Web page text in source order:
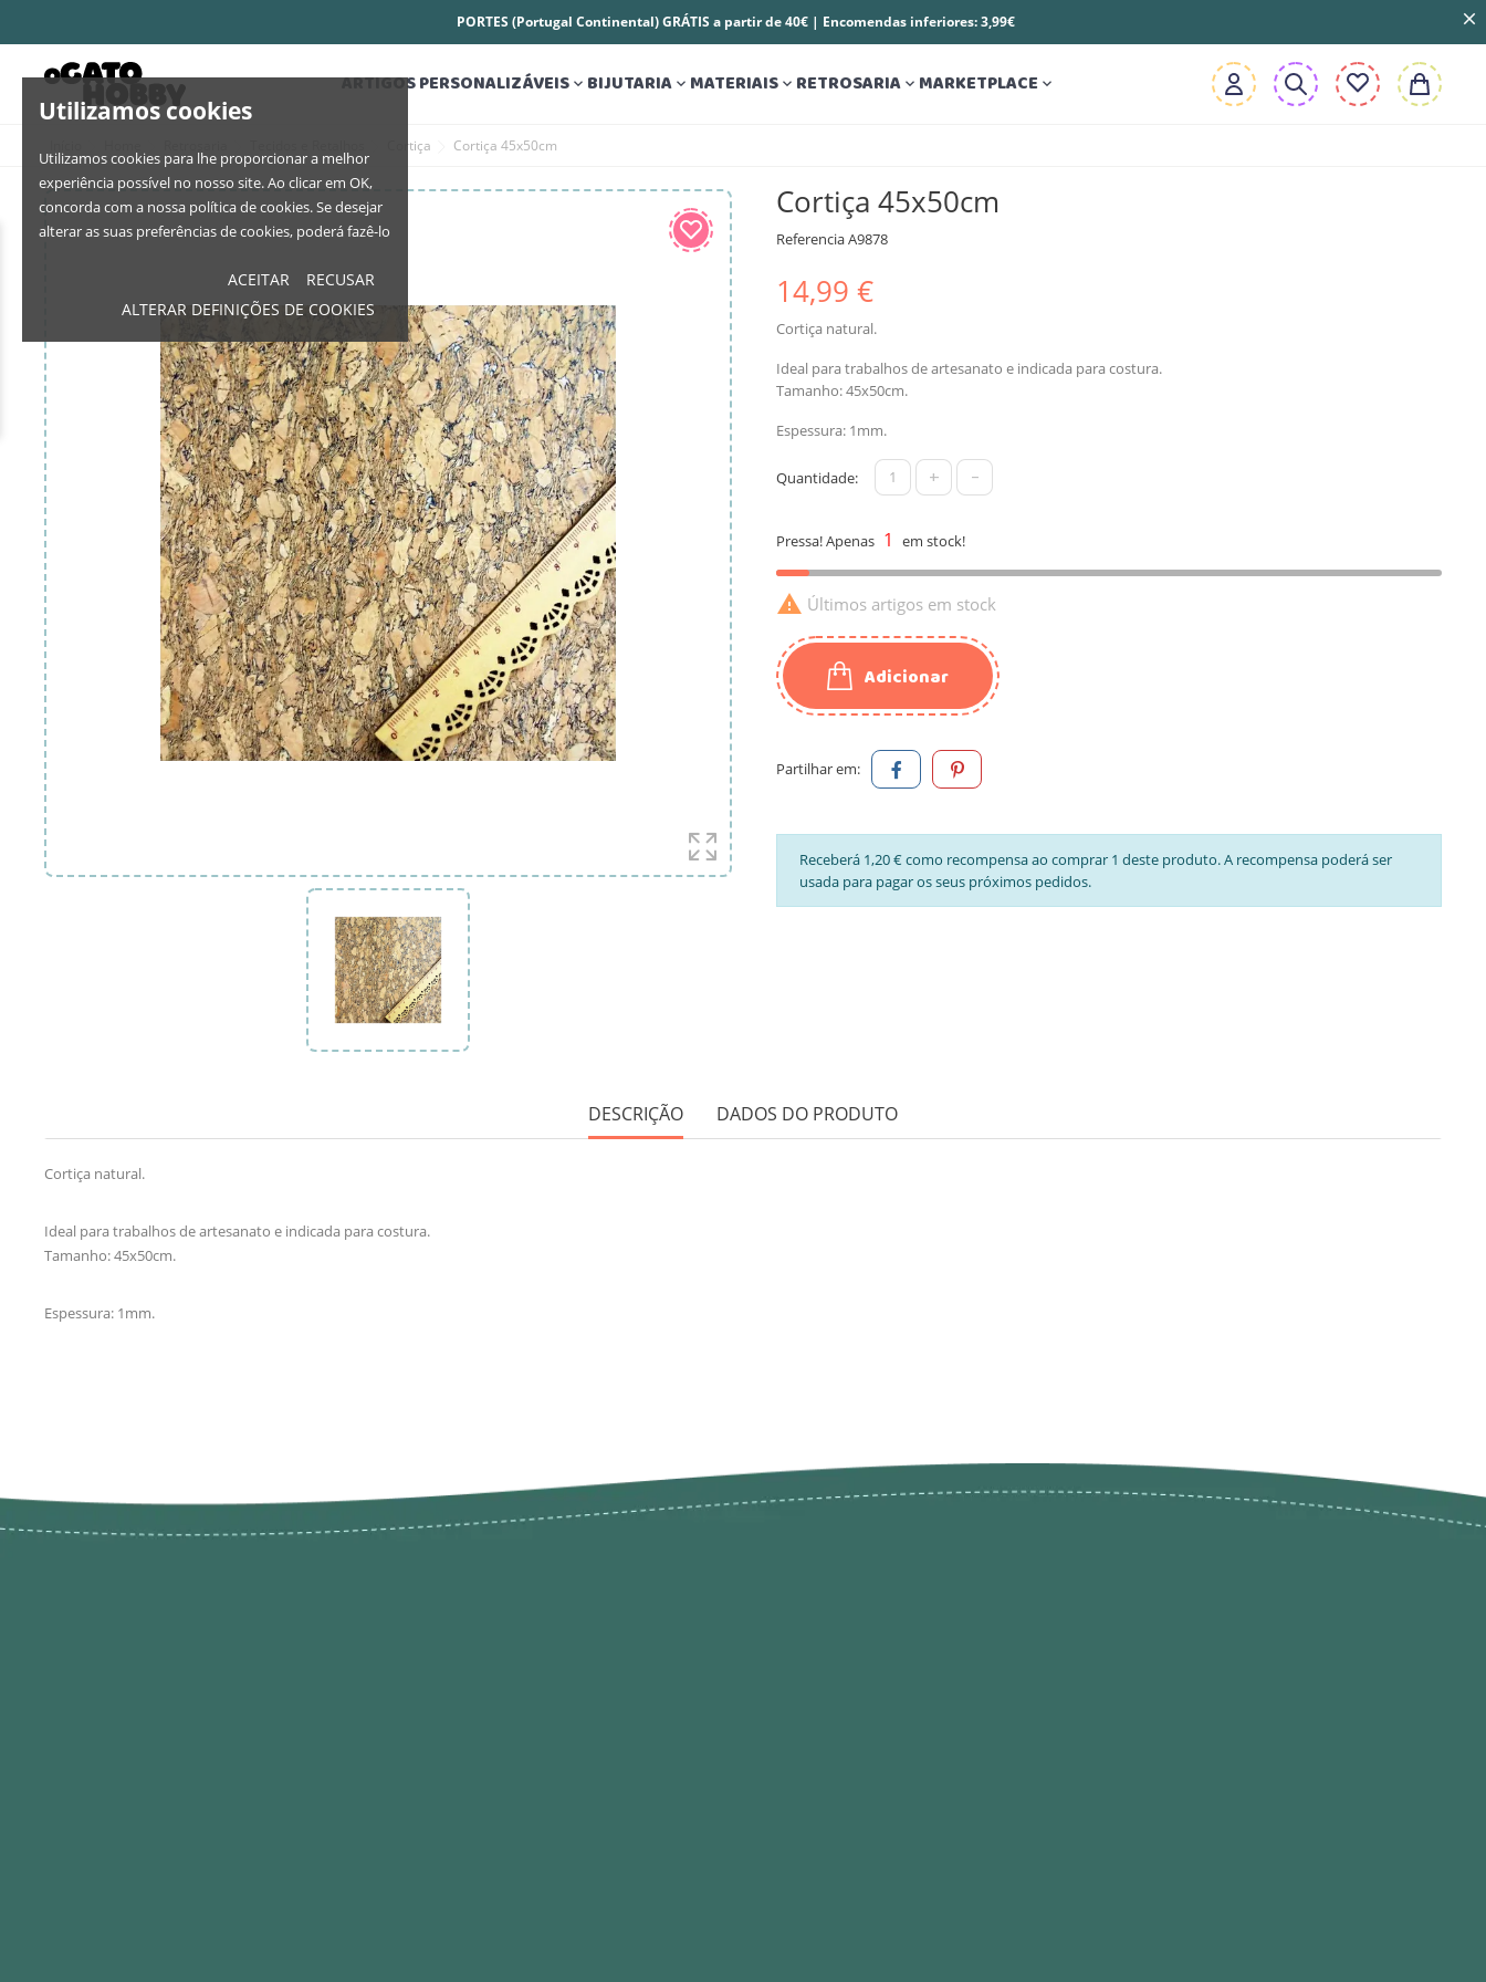
Utilizamos cookies
Utilizamos cookies para lhe proporcionar a melhor
experiência possível no nosso site. Ao clicar em OK,
concorda com a nossa política de cookies. Se desejar
alterar as suas preferências de cookies, poderá fazê-lo
ACEITAR
RECUSAR
ALTERAR DEFINIÇÕES DE COOKIES
PORTES (Portugal Continental) GRÁTIS a partir de 40€ | Encomendas inferiores: 3,99€
ARTIGOS PERSONALIZÁVEIS BIJUTARIA MATERIAIS RETROSARIA MARKETPLACE 
Cortiça Cortiça 45x50cm
Cortiça 45x50cm
ReferenciaA9878
14,99 €
Cortiça natural.
Ideal para trabalhos de artesanato e indicada para costura.
Tamanho: 45x50cm.
Espessura: 1mm.
Quantidade: + -
Pressa! Apenas 1 em stock!
 Últimos artigos em stock
Adicionar
Partilhar em:
Receberá 1,20 € como recompensa ao comprar 1 deste produto. A recompensa poderá ser
usada para pagar os seus próximos pedidos.
DESCRIÇÃO DADOS DO PRODUTO
Cortiça natural.
Ideal para trabalhos de artesanato e indicada para costura.
Tamanho: 45x50cm.
Espessura: 1mm.